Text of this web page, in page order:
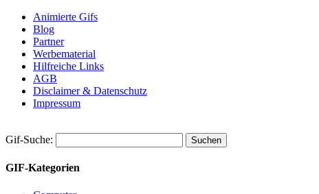
Animierte Gifs
Blog
Partner
Werbematerial
Hilfreiche Links
AGB
Disclaimer & Datenschutz
Impressum
Gif-Suche:
GIF-Kategorien